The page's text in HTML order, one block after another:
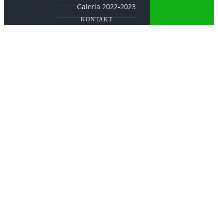
Galeria 2022-2023
KONTAKT